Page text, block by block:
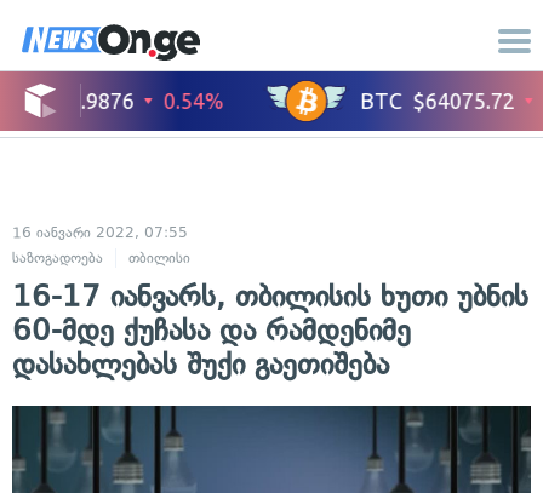
16 იანვარი 2022, 07:55
საზოგადოება
თბილისი
16-17 იანვარს, თბილისის ხუთი უბნის
60-მდე ქუჩასა და რამდენიმე
დასახლებას შუქი გაეთიშება